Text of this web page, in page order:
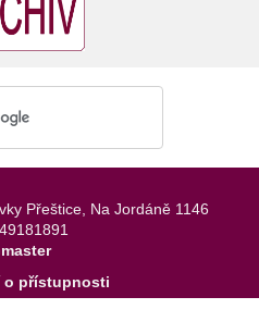
Přeštice, Na Jordáně 1146
o přístupnosti